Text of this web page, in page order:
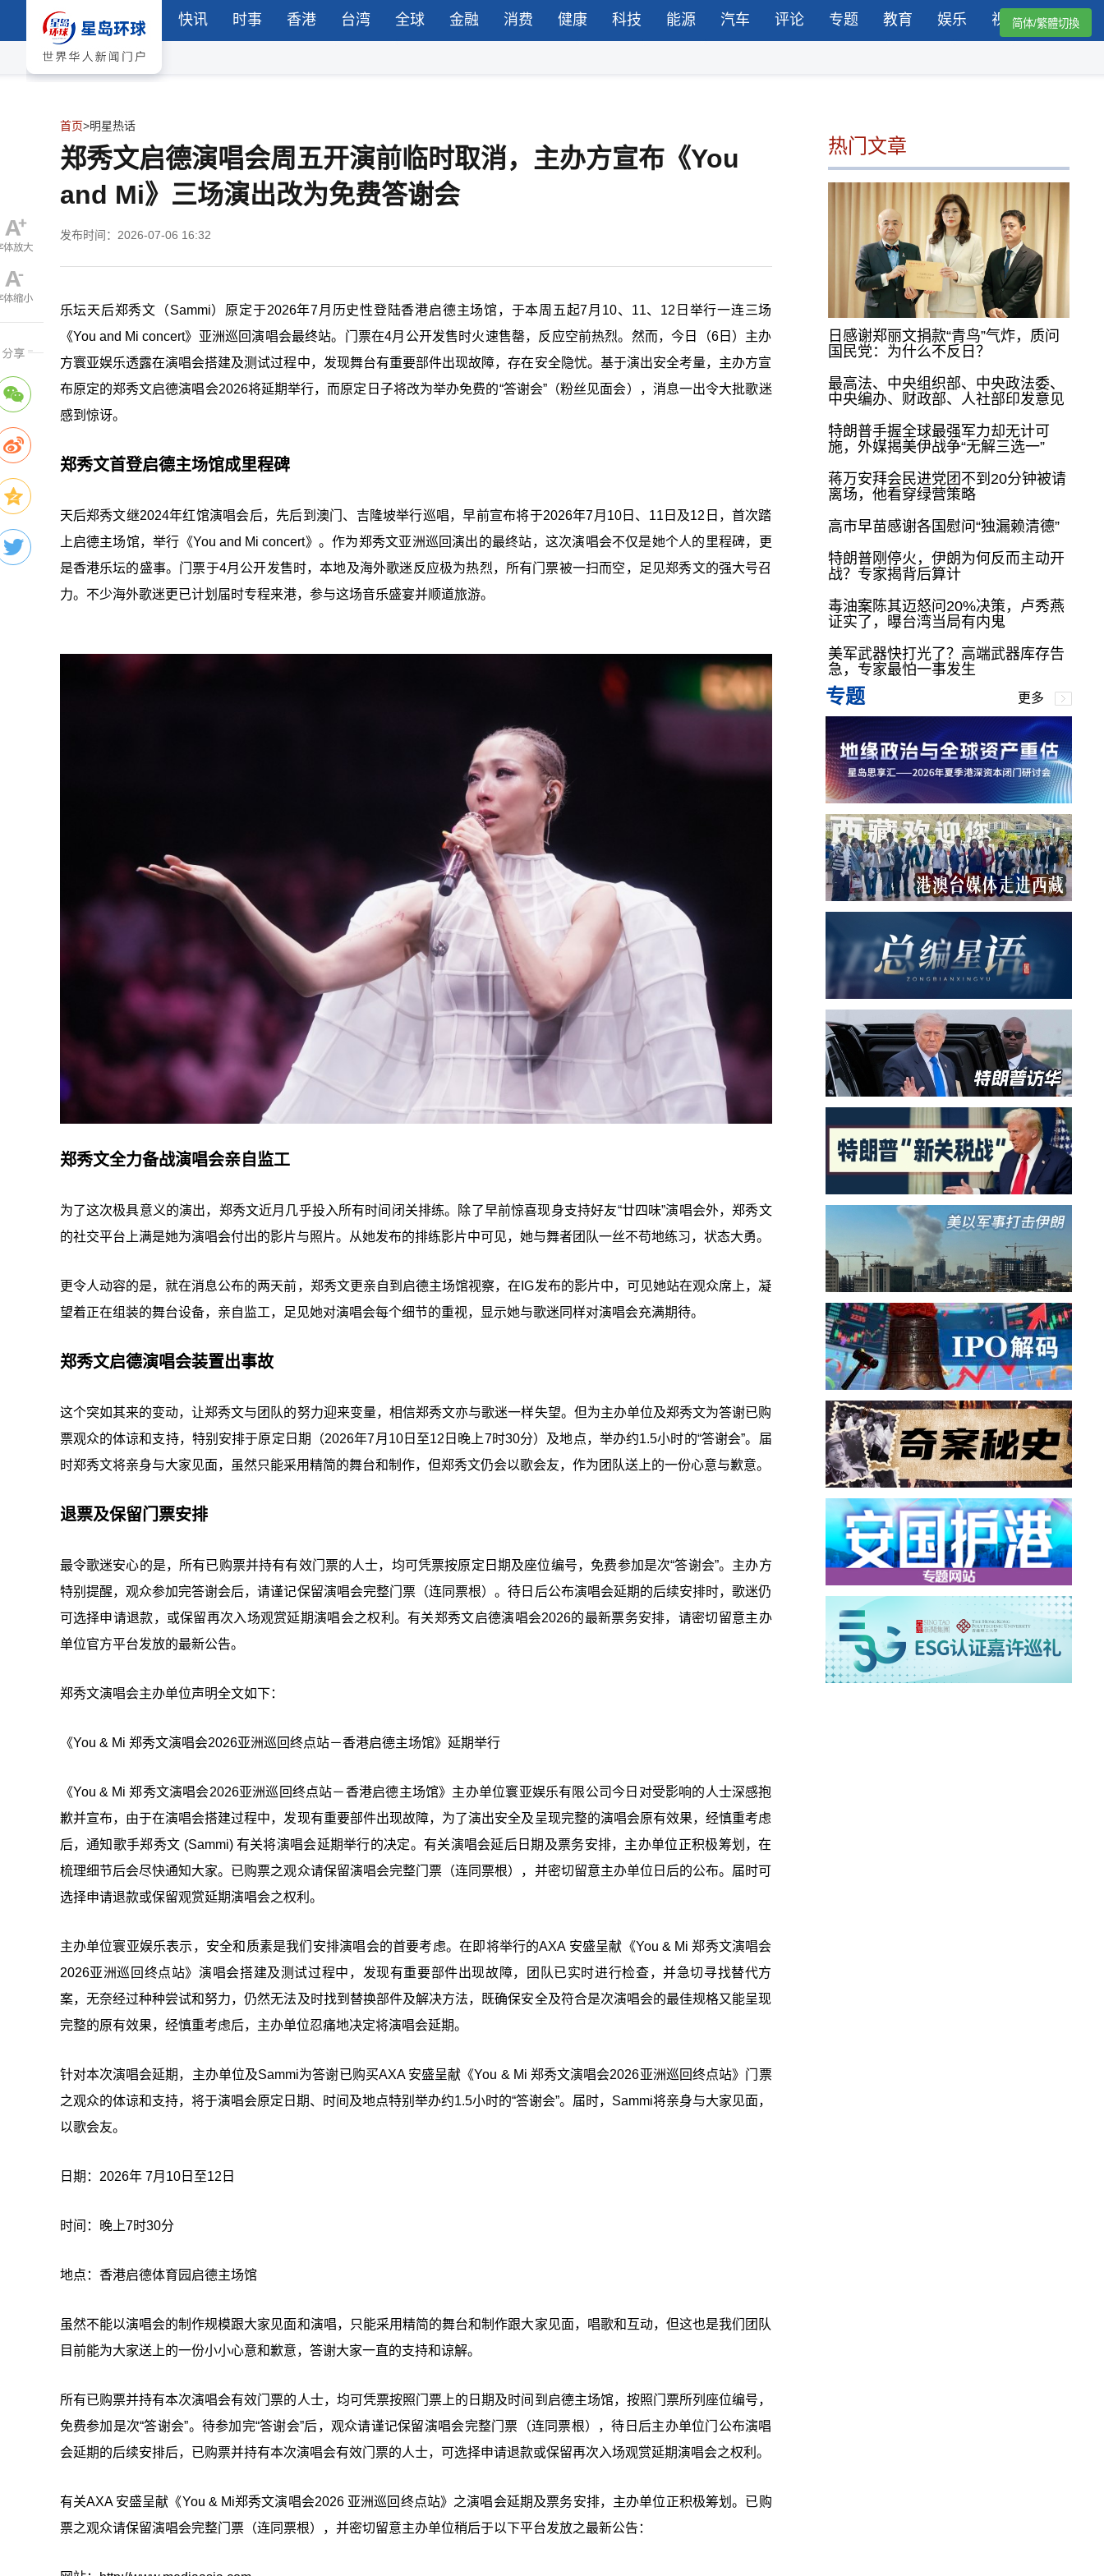
快讯 时事 香港 台湾 全球 金融 消费 健康 科技 能源 汽车 评论 专题 教育 娱乐 视频简体/繁體切換
首页>明星热话
郑秀文启德演唱会周五开演前临时取消，主办方宣布《You
and Mi》三场演出改为免费答谢会
发布时间：2026-07-06 16:32
乐坛天后郑秀文（Sammi）原定于2026年7月历史性登陆香港启德主场馆，于本周五起7月10、11、12日举行一连三场
《You and Mi concert》亚洲巡回演唱会最终站。门票在4月公开发售时火速售罄，反应空前热烈。然而，今日（6日）主办
方寰亚娱乐透露在演唱会搭建及测试过程中，发现舞台有重要部件出现故障，存在安全隐忧。基于演出安全考量，主办方宣
布原定的郑秀文启德演唱会2026将延期举行，而原定日子将改为举办免费的“答谢会”（粉丝见面会），消息一出令大批歌迷
感到惊讶。
郑秀文首登启德主场馆成里程碑
天后郑秀文继2024年红馆演唱会后，先后到澳门、吉隆坡举行巡唱，早前宣布将于2026年7月10日、11日及12日，首次踏
上启德主场馆，举行《You and Mi concert》。作为郑秀文亚洲巡回演出的最终站，这次演唱会不仅是她个人的里程碑，更
是香港乐坛的盛事。门票于4月公开发售时，本地及海外歌迷反应极为热烈，所有门票被一扫而空，足见郑秀文的强大号召
力。不少海外歌迷更已计划届时专程来港，参与这场音乐盛宴并顺道旅游。
郑秀文全力备战演唱会亲自监工
为了这次极具意义的演出，郑秀文近月几乎投入所有时间闭关排练。除了早前惊喜现身支持好友“廿四味”演唱会外，郑秀文
的社交平台上满是她为演唱会付出的影片与照片。从她发布的排练影片中可见，她与舞者团队一丝不苟地练习，状态大勇。
更令人动容的是，就在消息公布的两天前，郑秀文更亲自到启德主场馆视察，在IG发布的影片中，可见她站在观众席上，凝
望着正在组装的舞台设备，亲自监工，足见她对演唱会每个细节的重视，显示她与歌迷同样对演唱会充满期待。
郑秀文启德演唱会装置出事故
这个突如其来的变动，让郑秀文与团队的努力迎来变量，相信郑秀文亦与歌迷一样失望。但为主办单位及郑秀文为答谢已购
票观众的体谅和支持，特别安排于原定日期（2026年7月10日至12日晚上7时30分）及地点，举办约1.5小时的“答谢会”。届
时郑秀文将亲身与大家见面，虽然只能采用精简的舞台和制作，但郑秀文仍会以歌会友，作为团队送上的一份心意与歉意。
退票及保留门票安排
最令歌迷安心的是，所有已购票并持有有效门票的人士，均可凭票按原定日期及座位编号，免费参加是次“答谢会”。主办方
特别提醒，观众参加完答谢会后，请谨记保留演唱会完整门票（连同票根）。待日后公布演唱会延期的后续安排时，歌迷仍
可选择申请退款，或保留再次入场观赏延期演唱会之权利。有关郑秀文启德演唱会2026的最新票务安排，请密切留意主办
单位官方平台发放的最新公告。
郑秀文演唱会主办单位声明全文如下：
《You & Mi 郑秀文演唱会2026亚洲巡回终点站－香港启德主场馆》延期举行
《You & Mi 郑秀文演唱会2026亚洲巡回终点站－香港启德主场馆》主办单位寰亚娱乐有限公司今日对受影响的人士深感抱
歉并宣布，由于在演唱会搭建过程中，发现有重要部件出现故障，为了演出安全及呈现完整的演唱会原有效果，经慎重考虑
后，通知歌手郑秀文 (Sammi) 有关将演唱会延期举行的决定。有关演唱会延后日期及票务安排，主办单位正积极筹划，在
梳理细节后会尽快通知大家。已购票之观众请保留演唱会完整门票（连同票根），并密切留意主办单位日后的公布。届时可
选择申请退款或保留观赏延期演唱会之权利。
主办单位寰亚娱乐表示，安全和质素是我们安排演唱会的首要考虑。在即将举行的AXA 安盛呈献《You & Mi 郑秀文演唱会
2026亚洲巡回终点站》演唱会搭建及测试过程中，发现有重要部件出现故障，团队已实时进行检查，并急切寻找替代方
案，无奈经过种种尝试和努力，仍然无法及时找到替换部件及解决方法，既确保安全及符合是次演唱会的最佳规格又能呈现
完整的原有效果，经慎重考虑后，主办单位忍痛地决定将演唱会延期。
针对本次演唱会延期，主办单位及Sammi为答谢已购买AXA 安盛呈献《You & Mi 郑秀文演唱会2026亚洲巡回终点站》门票
之观众的体谅和支持，将于演唱会原定日期、时间及地点特别举办约1.5小时的“答谢会”。届时，Sammi将亲身与大家见面，
以歌会友。
日期：2026年 7月10日至12日
时间：晚上7时30分
地点：香港启德体育园启德主场馆
虽然不能以演唱会的制作规模跟大家见面和演唱，只能采用精简的舞台和制作跟大家见面，唱歌和互动，但这也是我们团队
目前能为大家送上的一份小小心意和歉意，答谢大家一直的支持和谅解。
所有已购票并持有本次演唱会有效门票的人士，均可凭票按照门票上的日期及时间到启德主场馆，按照门票所列座位编号，
免费参加是次“答谢会”。待参加完“答谢会”后，观众请谨记保留演唱会完整门票（连同票根），待日后主办单位门公布演唱
会延期的后续安排后，已购票并持有本次演唱会有效门票的人士，可选择申请退款或保留再次入场观赏延期演唱会之权利。
有关AXA 安盛呈献《You & Mi郑秀文演唱会2026 亚洲巡回终点站》之演唱会延期及票务安排，主办单位正积极筹划。已购
票之观众请保留演唱会完整门票（连同票根），并密切留意主办单位稍后于以下平台发放之最新公告：
热门文章
日感谢郑丽文捐款“青鸟”气炸，质问
国民党：为什么不反日？
最高法、中央组织部、中央政法委、
中央编办、财政部、人社部印发意见
特朗普手握全球最强军力却无计可
施，外媒揭美伊战争“无解三选一”
蒋万安拜会民进党团不到20分钟被请
离场，他看穿绿营策略
高市早苗感谢各国慰问“独漏赖清德”
特朗普刚停火，伊朗为何反而主动开
战？专家揭背后算计
毒油案陈其迈怒问20%决策，卢秀燕
证实了，曝台湾当局有内鬼
美军武器快打光了？高端武器库存告
急，专家最怕一事发生
专题 更多